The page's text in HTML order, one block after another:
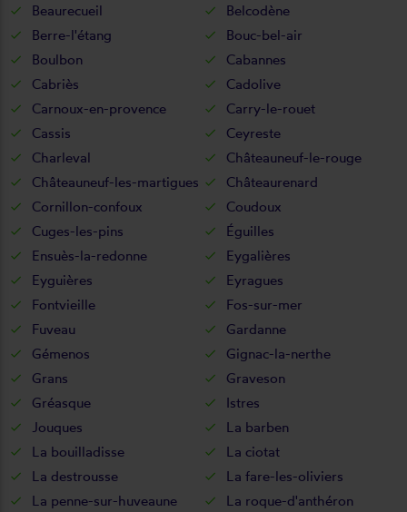
Beaurecueil
Belcodène
Berre-l'étang
Bouc-bel-air
Boulbon
Cabannes
Cabriès
Cadolive
Carnoux-en-provence
Carry-le-rouet
Cassis
Ceyreste
Charleval
Châteauneuf-le-rouge
Châteauneuf-les-martigues
Châteaurenard
Cornillon-confoux
Coudoux
Cuges-les-pins
Éguilles
Ensuès-la-redonne
Eygalières
Eyguières
Eyragues
Fontvieille
Fos-sur-mer
Fuveau
Gardanne
Gémenos
Gignac-la-nerthe
Grans
Graveson
Gréasque
Istres
Jouques
La barben
La bouilladisse
La ciotat
La destrousse
La fare-les-oliviers
La penne-sur-huveaune
La roque-d'anthéron